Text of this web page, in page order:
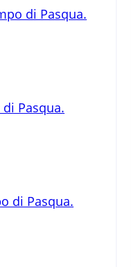
di Pasqua.
Pasqua.
di Pasqua.